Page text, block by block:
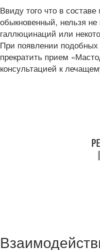
Ввиду того что в
обыкновенный, нельзя не
галлюцинаций или
При появлении
прекратить прием
консультацией к